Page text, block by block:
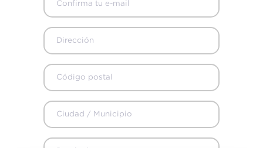
+34 915 98 32 88
info@fixus.es